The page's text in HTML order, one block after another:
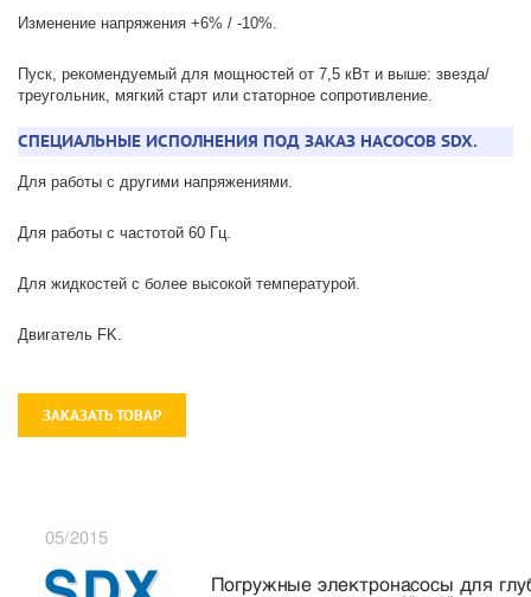
Изменение напряжения +6% / -10%.
Пуск, рекомендуемый для мощностей от 7,5 кВт и выше: звезда/
треугольник, мягкий старт или статорное сопротивление.
СПЕЦИАЛЬНЫЕ ИСПОЛНЕНИЯ ПОД ЗАКАЗ НАСОСОВ SDX.
Для работы с другими напряжениями.
Для работы с частотой 60 Гц.
Для жидкостей с более высокой температурой.
Двигатель FK.
ЗАКАЗАТЬ ТОВАР